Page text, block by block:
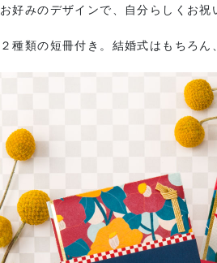
お好みのデザインで、自分らしくお祝
２種類の短冊付き。結婚式はもちろ